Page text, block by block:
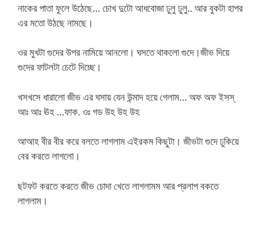
নাকের পাতা ফুলে উঠেছে… চোখ দুটো আধবোজা ঢুলু ঢুলু.. আর বুকটা হাপর
এর মতো উঠছে নামছে।
ওর মুখটা গুদের উপর নামিয়ে আনলো। ঘসতে থাকলো গুদে।জীভ দিয়ে
গুদের ফাটলটা চেটে দিচ্ছে।
খসখসে ধারালো জীভ এর ঘসায় যেন উন্মাদ হয়ে গেলাম… অফ অফ ইসস্
আঃ আঃ ঊহ …ফাক. ওঃ গড উহ উহ উহ
আআহ বীর বীর করে বলতে লাগলাম এইরকম কিছুটা। জীভটা গুদে ঢুকিয়ে
বের করতে লাগলো।
ছটফট করতে করতে জীভ চোদা খেতে লাগলামম আর প্রলাপ বকতে
লাগলাম।